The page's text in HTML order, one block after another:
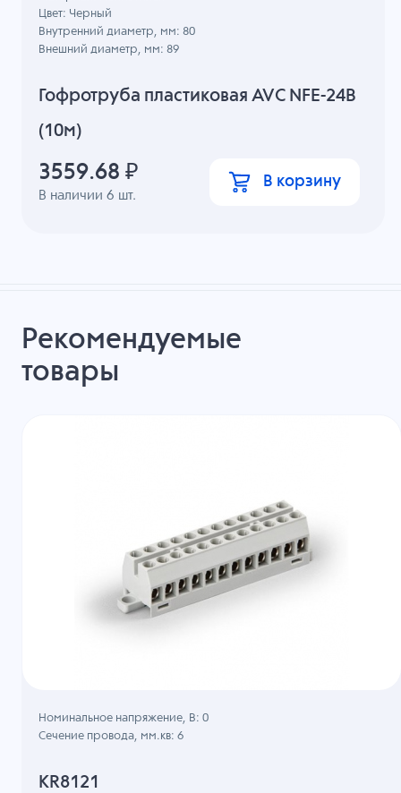
Гофротруба пластиковая AVC NFE-24B
(10м)
В наличии6 шт.
Цвет: Черный
Внутренний диаметр, мм: 80
Внешний диаметр, мм: 89
3559.68 ₽ В корзину
Рекомендуемые
товары
KR8121
Номинальное напряжение, B: 0
Сечение провода, мм.кв: 6